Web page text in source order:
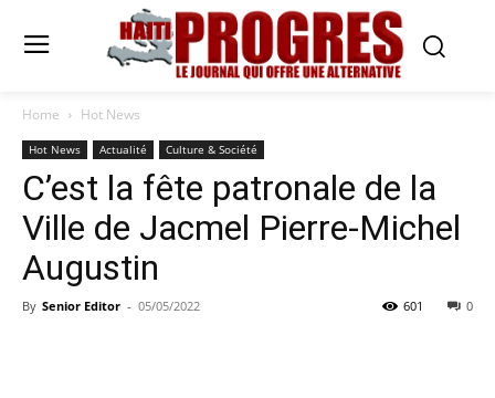
Home Hot News
Hot News Actualité Culture & Société
C’est la fête patronale de la
Ville de Jacmel Pierre-Michel
Augustin
By Senior Editor - 05/05/2022 0
601